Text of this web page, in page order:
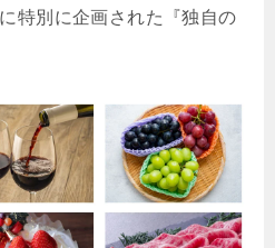
特別に企画された『独自の